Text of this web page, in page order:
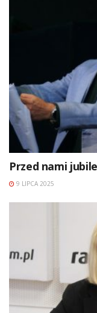
Przed nami
9 LIPCA 2025